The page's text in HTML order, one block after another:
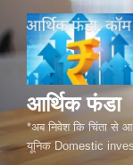
पर
जाएं
आर्थिक फंडा
*अब निवेश कि चिंता से
यूनिक Domestic